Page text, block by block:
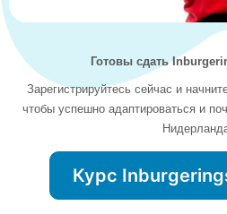
Готовы сдать
Зарегистрируйтесь сейчас и
чтобы успешно адаптироваться и
Курс